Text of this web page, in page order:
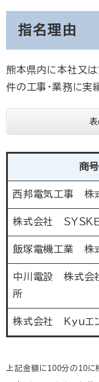
指名理由
熊本県内に本社又
件の工事・業務に実
商号
西邦電気工事 株
株式会社 ＳＹＳＫ
飯塚電機工業 株
中川電設 株式会
所
株式会社 Ｋｙｕエ
上記金額に100分の10に